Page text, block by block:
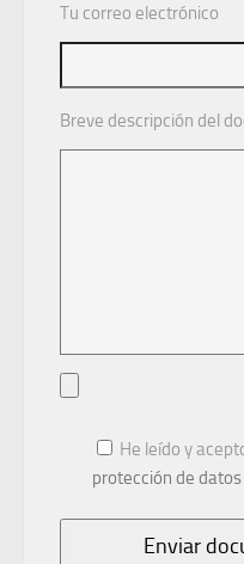
Tu correo electrónico
Breve descripción del
He leído y
protección de datos